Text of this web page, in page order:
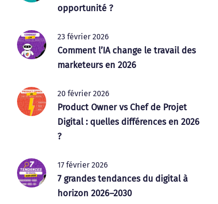
opportunité ?
23 février 2026
Comment l’IA change le travail des
marketeurs en 2026
20 février 2026
Product Owner vs Chef de Projet
Digital : quelles différences en 2026
?
17 février 2026
7 grandes tendances du digital à
horizon 2026–2030